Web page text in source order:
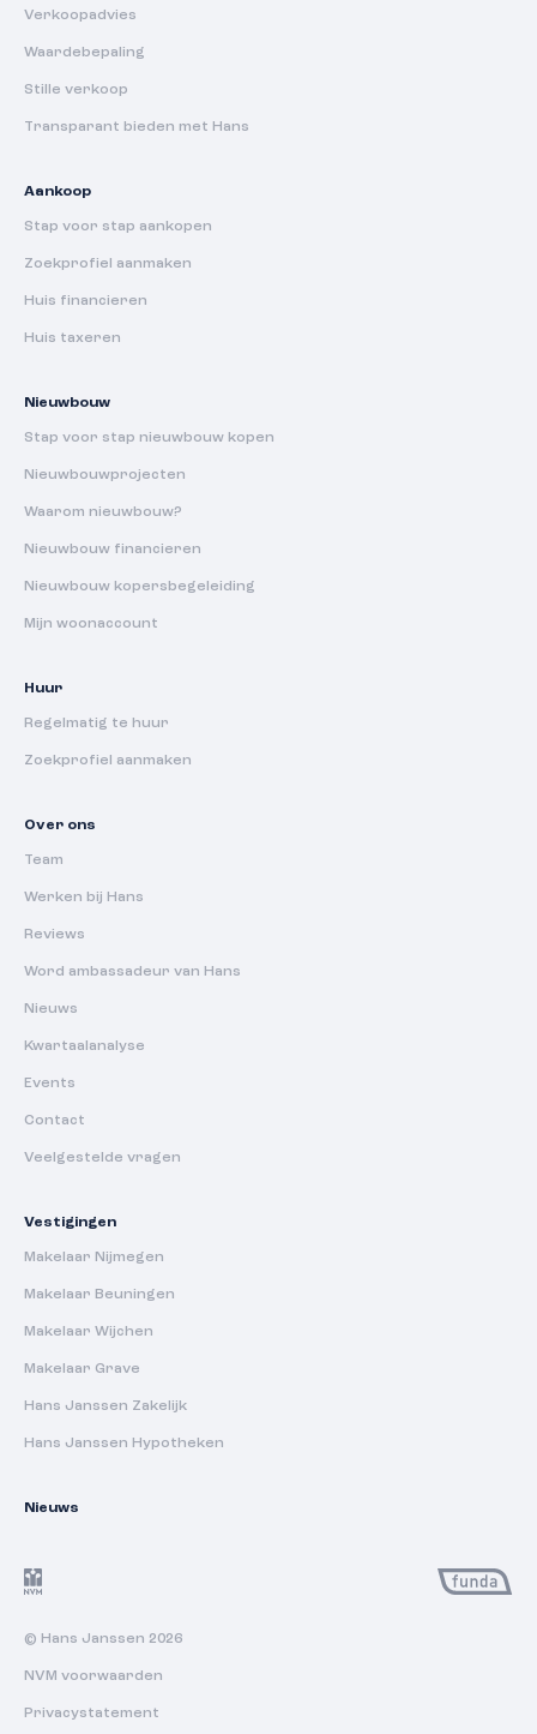
Verkoopadvies
Waardebepaling
Stille verkoop
Transparant bieden met Hans
Aankoop
Stap voor stap aankopen
Zoekprofiel aanmaken
Huis financieren
Huis taxeren
Nieuwbouw
Stap voor stap nieuwbouw kopen
Nieuwbouwprojecten
Waarom nieuwbouw?
Nieuwbouw financieren
Nieuwbouw kopersbegeleiding
Mijn woonaccount
Huur
Regelmatig te huur
Zoekprofiel aanmaken
Over ons
Team
Werken bij Hans
Reviews
Word ambassadeur van Hans
Nieuws
Kwartaalanalyse
Events
Contact
Veelgestelde vragen
Vestigingen
Makelaar Nijmegen
Makelaar Beuningen
Makelaar Wijchen
Makelaar Grave
Hans Janssen Zakelijk
Hans Janssen Hypotheken
Nieuws
© Hans Janssen 2026
NVM voorwaarden
Privacystatement